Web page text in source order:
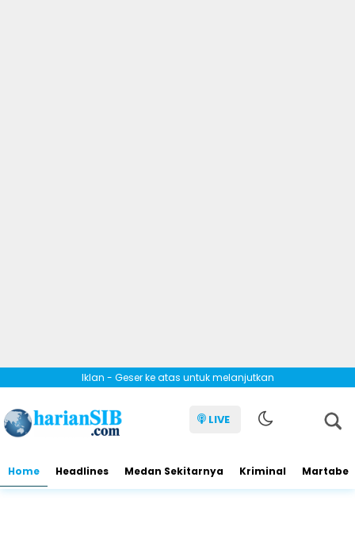
Iklan - Geser ke atas untuk melanjutkan
LIVE
Home Headlines Medan Sekitarnya Kriminal Martabe